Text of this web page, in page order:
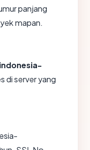
panjang
mapan.
indonesia-
di server yang